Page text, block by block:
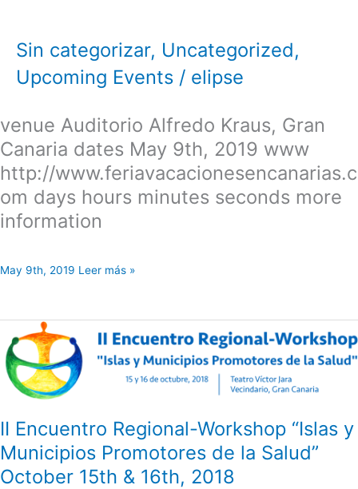
Sin categorizar, Uncategorized,
Upcoming Events / elipse
venue Auditorio Alfredo Kraus, Gran
Canaria dates May 9th, 2019 www
http://www.feriavacacionesencanarias.c
om days hours minutes seconds more
information
May 9th, 2019 Leer más »
II Encuentro Regional-Workshop “Islas y
Municipios Promotores de la Salud”
October 15th & 16th, 2018
Encuentro
Regional-
Workshop
“Islas
y
Municipios